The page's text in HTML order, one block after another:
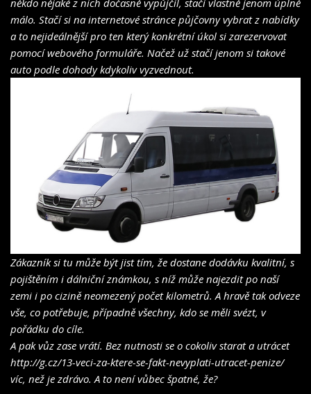
někdo nějaké z nich dočasně vypůjčil, stačí vlastně jenom úplně
málo. Stačí si na internetové stránce půjčovny vybrat z nabídky
a to nejideálnější pro ten který konkrétní úkol si zarezervovat
pomocí webového formuláře. Načež už stačí jenom si takové
auto podle dohody kdykoliv vyzvednout.
Zákazník si tu může být jist tím, že dostane dodávku kvalitní, s
pojištěním i dálniční známkou, s níž může najezdit po naší
zemi i po cizině neomezený počet kilometrů. A hravě tak odveze
vše, co potřebuje, případně všechny, kdo se měli svézt, v
pořádku do cíle.
A pak vůz zase vrátí. Bez nutnosti se o cokoliv starat a utrácet
http://g.cz/13-veci-za-ktere-se-fakt-nevyplati-utracet-penize/
víc, než je zdrávo. A to není vůbec špatné, že?